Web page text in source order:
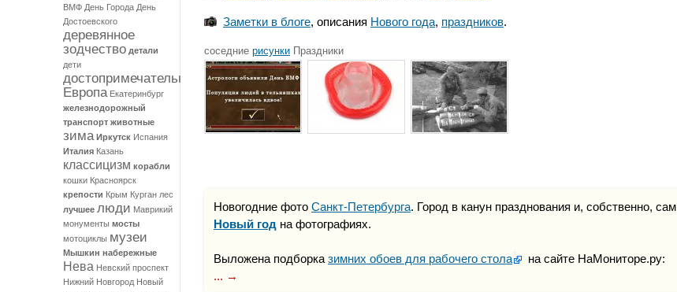
ВМФ День Города День
Достоевского
деревянное
зодчество детали
дети
достопримечательности
Европа Екатеринбург
железнодорожный
транспорт животные
зима Иркутск Испания
Италия Казань
классицизм корабли
кошки Красноярск
крепости Крым Курган лес
лучшее люди Маврикий
монументы мосты
мотоциклы музеи
Мышкин набережные
Нева Невский проспект
Нижний Новгород Новый
Заметки в блоге, описания Нового года, праздников.
соседние рисунки Праздники
Новогодние фото Санкт-Петербурга. Город в канун празднования и, собственно, сам
Новый год на фотографиях.
Выложена подборка зимних обоев для рабочего стола
на сайте НаМониторе.ру:
... →